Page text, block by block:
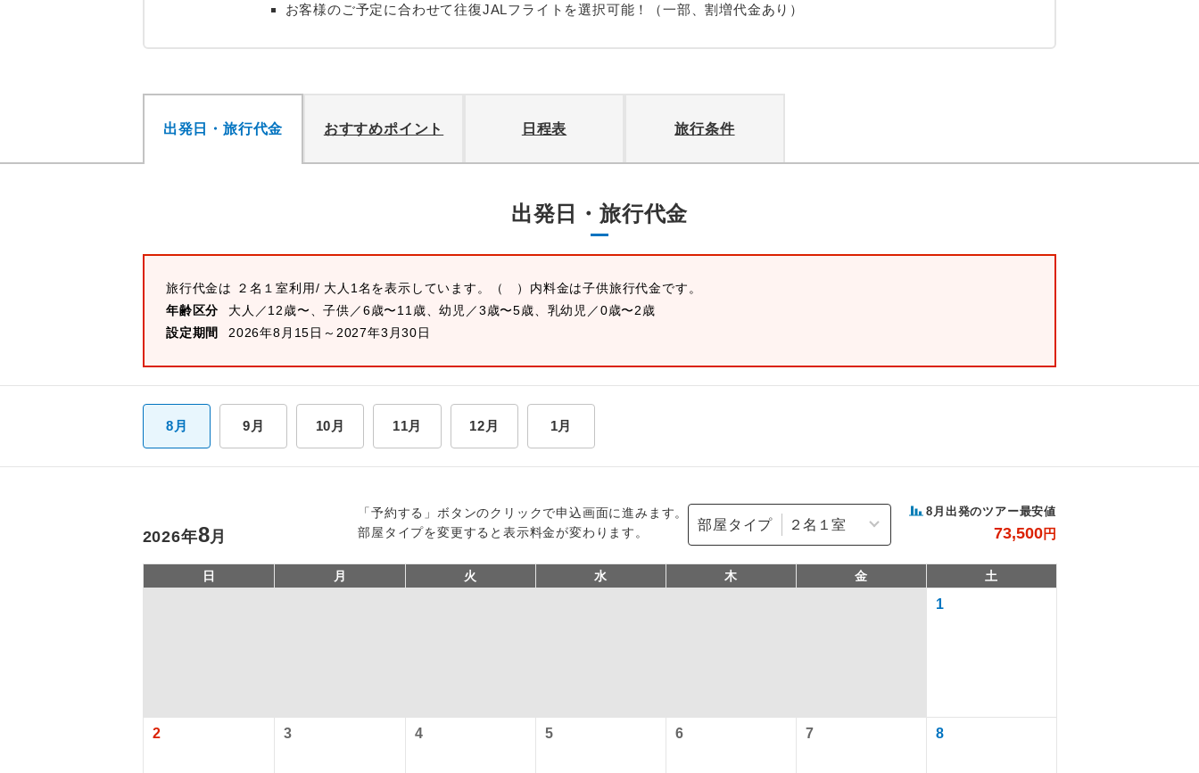
お客様のご予定に合わせて往復JALフライトを選択可能！（一部、割増代金あり）
出発日・旅行代金 おすすめポイント 日程表 旅行条件
出発日・旅行代金
旅行代金は ２名１室利用/ 大人1名を表示しています。
（ ）内料金は子供旅行代金です。
年齢区分
大人／12歳〜、子供／6歳〜11歳、幼児／3歳〜5歳、乳幼児／0歳〜2歳
設定期間
2026年8月15日～2027年3月30日
8月 9月 10月 11月 12月 1月
「予約する」ボタンのクリックで申込画面に進みます。
部屋タイプを変更すると表示料金が変わります。
部屋タイプ
8 月出発のツアー最安値
73,500円
2026年8月
日 月 火 水 木 金 土
1
2 3 4 5 6 7 8